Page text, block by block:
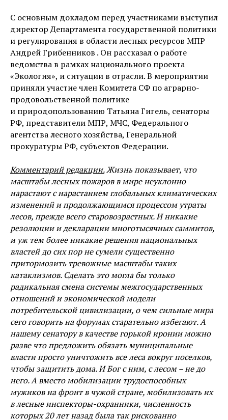
С основным докладом перед участниками выступил
директор Департамента государственной политики
и регулирования в области лесных ресурсов МПР
Андрей Грибенников . Он рассказал о работе
ведомства в рамках национального проекта
«Экология», и ситуации в отрасли. В мероприятии
приняли участие член Комитета СФ по аграрно-
продовольственной политике
и природопользованию Татьяна Гигель, сенаторы
РФ, представители МПР, МЧС, Федерального
агентства лесного хозяйства, Генеральной
прокуратуры РФ, субъектов Федерации.
Комментарий редакции.Жизнь показывает, что
масштабы лесных пожаров в мире неуклонно
нарастают с нарастанием глобальных климатических
изменений и продолжающимся процессом утраты
лесов, прежде всего старовозрастных. И никакие
резолюции и декларации многотысячных саммитов,
и уж тем более никакие решения национальных
властей до сих пор не сумели существенно
притормозить тревожные масштабы таких
катаклизмов. Сделать это могла бы только
радикальная смена системы межгосударственных
отношений и экономической модели
потребительской цивилизации, о чем сильные мира
сего говорить на форумах старательно избегают. А
нашему сенатору в качестве горькой иронии можно
разве что предложить обязать муниципальные
власти просто уничтожить все леса вокруг поселков,
чтобы защитить дома. И Бог с ним, с лесом – не до
него. А вместо мобилизации трудоспособных
мужиков на фронт в чужой стране, мобилизовать их
в лесные инспекторы-охранники, численность
которых 20 лет назад была так рискованно